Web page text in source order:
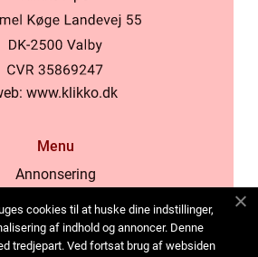
www.klikko.dk
Menu
Annonsering
Cookies
Kontakta oss
cookies til at huske dine indstillinger,
af indhold og annoncer. Denne
tredjepart. Ved fortsat brug af websiden